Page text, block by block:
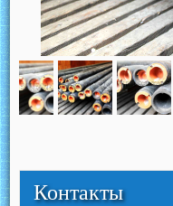
Контакты